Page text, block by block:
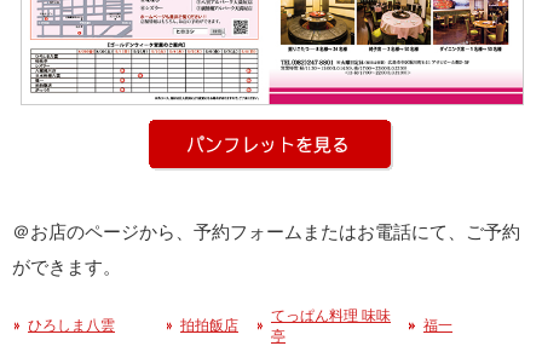
＠お店のページから、予約フォームまたはお電話にて、ご予約
ができます。
ひろしま八雲 拍拍飯店
てっぱん料理 味味
亭
福一